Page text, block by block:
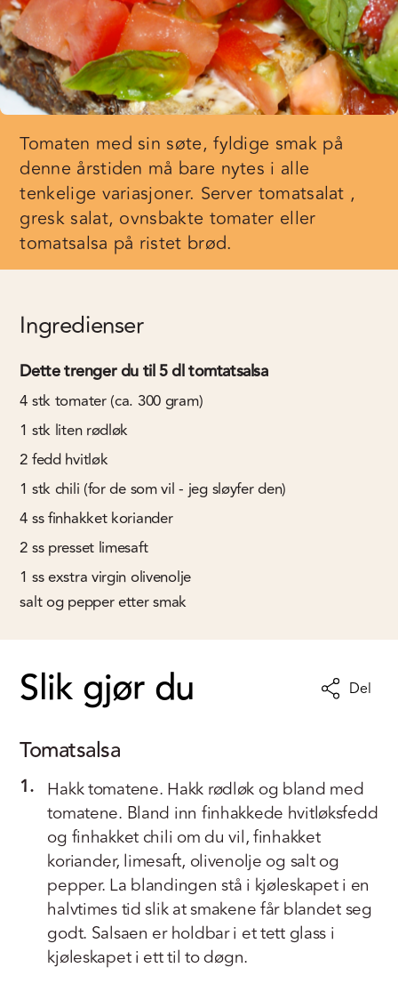
Tomaten med sin søte, fyldige smak på
denne årstiden må bare nytes i alle
tenkelige variasjoner. Server tomatsalat ,
gresk salat, ovnsbakte tomater eller
tomatsalsa på ristet brød.
Ingredienser
Dette trenger du til 5 dl tomtatsalsa
4stktomater (ca. 300 gram)
1 stk liten rødløk
2fedd hvitløk
1 stkchili (for de som vil - jeg sløyfer den)
4ssfinhakket koriander
2ss presset limesaft
1 ssexstra virgin olivenolje
salt og pepper etter smak
Slik gjør du Del
Tomatsalsa
1. Hakk tomatene. Hakk rødløk og bland med
tomatene. Bland inn finhakkede hvitløksfedd
og finhakket chili om du vil, finhakket
koriander, limesaft, olivenolje og salt og
pepper. La blandingen stå i kjøleskapet i en
halvtimes tid slik at smakene får blandet seg
godt. Salsaen er holdbar i et tett glass i
kjøleskapet i ett til to døgn.